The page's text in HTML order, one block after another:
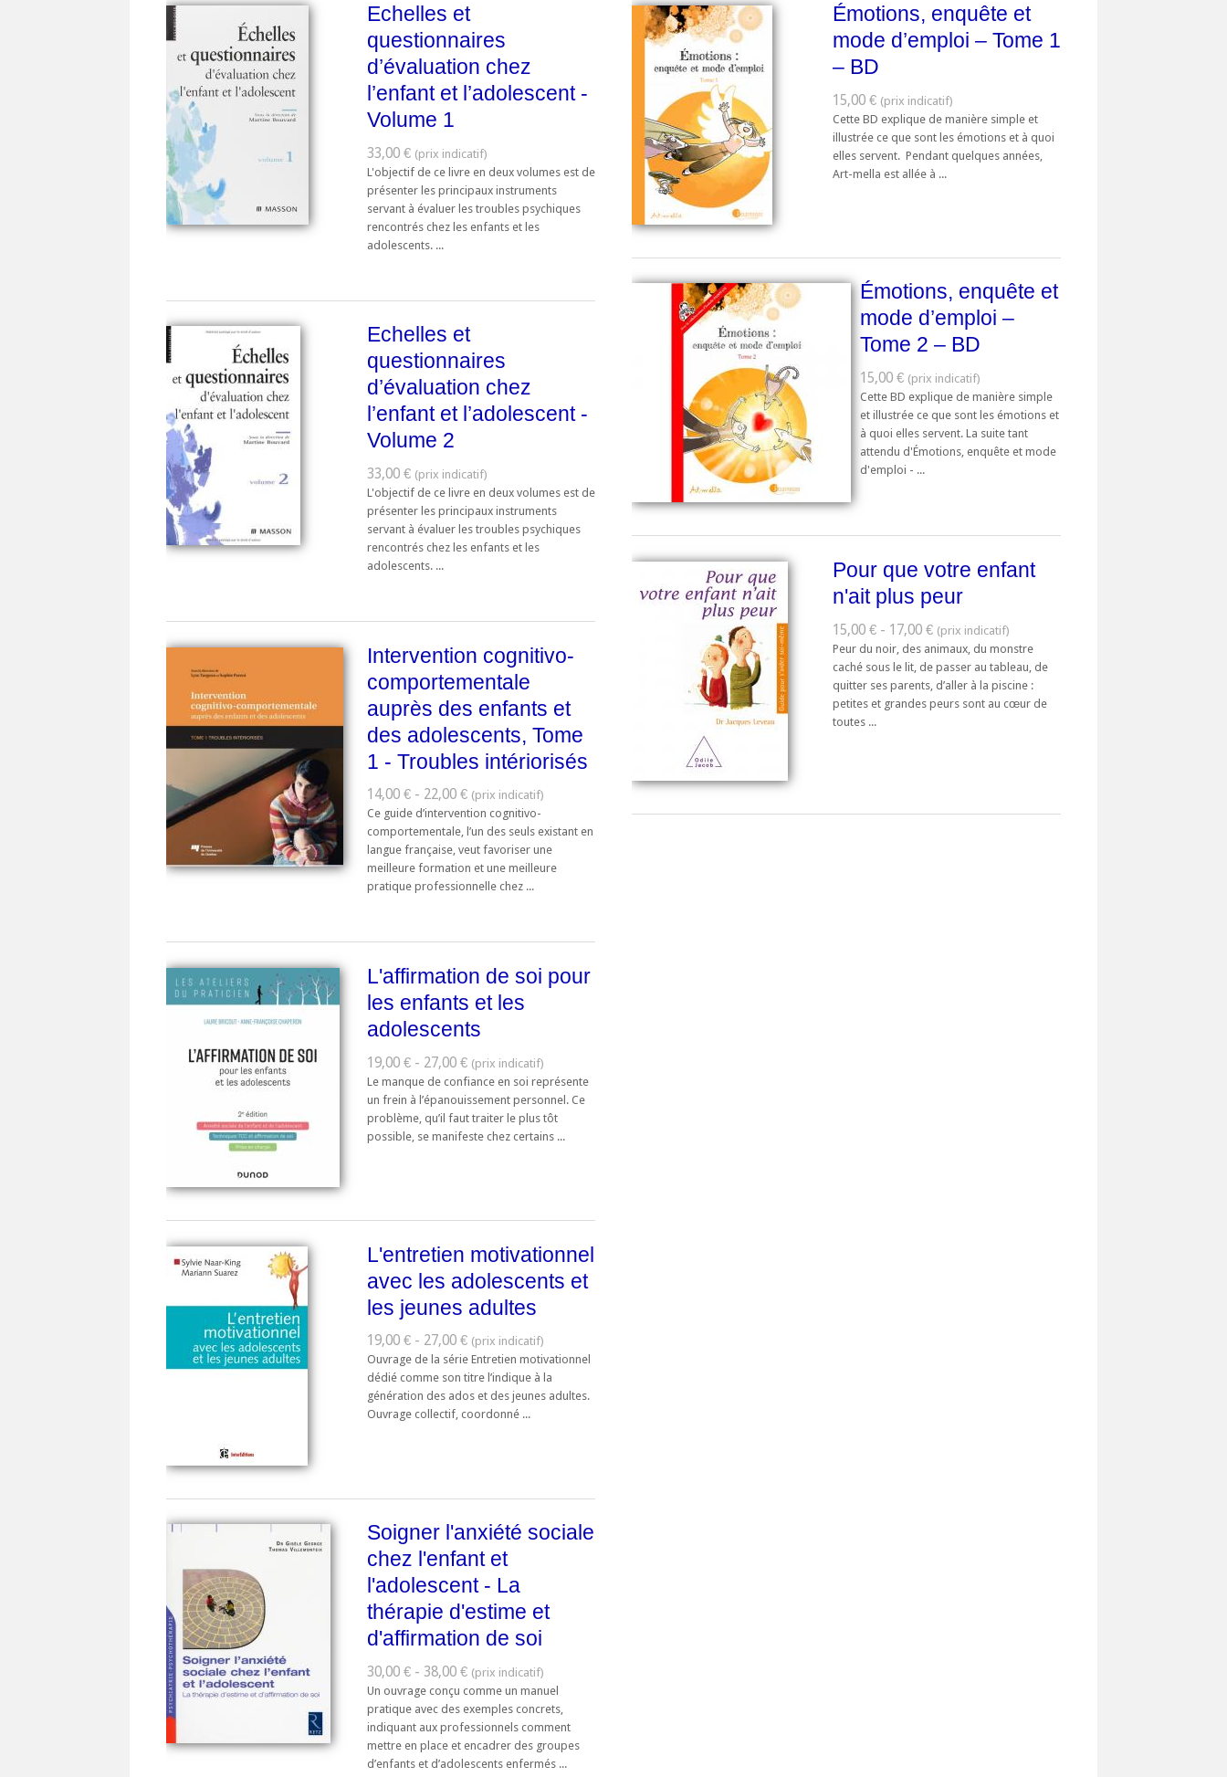
Echelles et
questionnaires
d’évaluation chez
l’enfant et l’adolescent -
Volume 1
33,00 €
L'objectif de ce livre en deux volumes est de
présenter les principaux instruments
servant à évaluer les troubles psychiques
rencontrés chez les enfants et les
adolescents. ...
Echelles et
questionnaires
d’évaluation chez
l’enfant et l’adolescent -
Volume 2
33,00 €
L'objectif de ce livre en deux volumes est de
présenter les principaux instruments
servant à évaluer les troubles psychiques
rencontrés chez les enfants et les
adolescents. ...
Intervention cognitivo-
comportementale
auprès des enfants et
des adolescents, Tome
1 - Troubles intériorisés
14,00 € - 22,00 €
Ce guide d’intervention cognitivo-
comportementale, l’un des seuls existant en
langue française, veut favoriser une
meilleure formation et une meilleure
pratique professionnelle chez ...
L'affirmation de soi pour
les enfants et les
adolescents
19,00 € - 27,00 €
Le manque de confiance en soi représente
un frein à l’épanouissement personnel. Ce
problème, qu’il faut traiter le plus tôt
possible, se manifeste chez certains ...
L'entretien motivationnel
avec les adolescents et
les jeunes adultes
19,00 € - 27,00 €
Ouvrage de la série Entretien motivationnel
dédié comme son titre l’indique à la
génération des ados et des jeunes adultes.
Ouvrage collectif, coordonné ...
Soigner l'anxiété sociale
chez l'enfant et
l'adolescent - La
thérapie d'estime et
d'affirmation de soi
30,00 € - 38,00 €
Un ouvrage conçu comme un manuel
pratique avec des exemples concrets,
indiquant aux professionnels comment
mettre en place et encadrer des groupes
d’enfants et d’adolescents enfermés ...
Émotions, enquête et
mode d’emploi – Tome 1
– BD
15,00 €
Cette BD explique de manière simple et
illustrée ce que sont les émotions et à quoi
elles servent. Pendant quelques années,
Art-­mella est allée à ...
Émotions, enquête et
mode d’emploi –
Tome 2 – BD
15,00 €
Cette BD explique de manière simple
et illustrée ce que sont les émotions et
à quoi elles servent. La suite tant
attendu d'Émotions, enquête et mode
d'emploi - ...
Pour que votre enfant
n'ait plus peur
15,00 € - 17,00 €
Peur du noir, des animaux, du monstre
caché sous le lit, de passer au tableau, de
quitter ses parents, d’aller à la piscine :
petites et grandes peurs sont au cœur de
toutes ...